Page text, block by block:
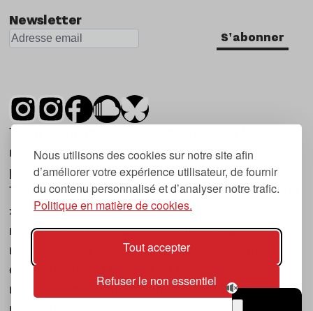
Nous utilisons des cookies sur notre site afin
d’améliorer votre expérience utilisateur, de fournir
du contenu personnalisé et d’analyser notre trafic.
Politique en matière de cookies.
Tout accepter
Refuser le non essentiel
Newsletter
S'abonner
Tsugi est un mensuel indépendant sur la
musique et les nouvelles tendances, dont la
première parution date de 2007.
Tsugi en japonais signifie « prochain », « suivant
», ce qui correspond à la thématique du
magazine, à l’affût des nouvelles tendances
musicales, qu’elles viennent de la musique
électronique, du rock ou du hip hop, et des
nouveaux phénomènes de société liés à la